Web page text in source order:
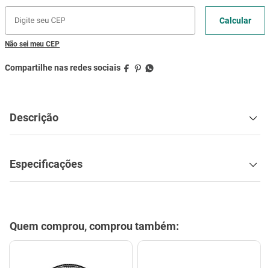
Não sei meu CEP
Descrição
Especificações
Quem comprou, comprou também: